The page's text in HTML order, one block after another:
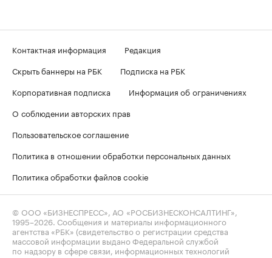
Контактная информация
Редакция
Скрыть баннеры на РБК
Подписка на РБК
Корпоративная подписка
Информация об ограничениях
О соблюдении авторских прав
Пользовательское соглашение
Политика в отношении обработки персональных данных
Политика обработки файлов cookie
© ООО «БИЗНЕСПРЕСС», АО «РОСБИЗНЕСКОНСАЛТИНГ»,
1995–2026. Сообщения и материалы информационного
агентства «РБК» (свидетельство о регистрации средства
массовой информации выдано Федеральной службой
по надзору в сфере связи, информационных технологий